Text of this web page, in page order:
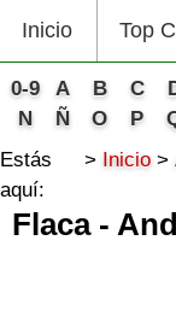
Inicio Top
0-9 A B C
N
Ñ O P
Estás
aquí:
Inicio
Flaca -